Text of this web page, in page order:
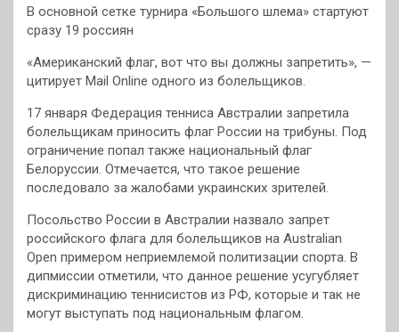
В основной сетке турнира «Большого шлема» стартуют
сразу 19 россиян
«Американский флаг, вот что вы должны запретить», —
цитирует Mail Online одного из болельщиков.
17 января Федерация тенниса Австралии запретила
болельщикам приносить флаг России на трибуны. Под
ограничение попал также национальный флаг
Белоруссии. Отмечается, что такое решение
последовало за жалобами украинских зрителей.
Посольство России в Австралии назвало запрет
российского флага для болельщиков на Australian
Open примером неприемлемой политизации спорта. В
дипмиссии отметили, что данное решение усугубляет
дискриминацию теннисистов из РФ, которые и так не
могут выступать под национальным флагом.